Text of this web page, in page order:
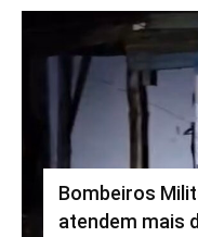
Bombeiros
atendem mais